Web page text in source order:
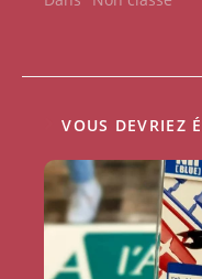
VOUS DEVRIEZ